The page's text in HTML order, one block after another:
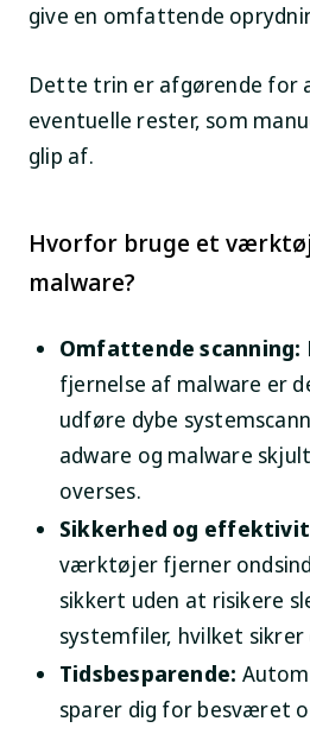
give en omfattende
Dette trin er afgørende for
eventuelle rester, som
glip af.
Hvorfor bruge et
malware?
Omfattende scanning:
fjernelse af malware er
udføre dybe
adware og malware
overses.
Sikkerhed og
værktøjer fjerner
sikkert uden at risikere
systemfiler, hvilket
Tidsbesparende:
sparer dig for besværet